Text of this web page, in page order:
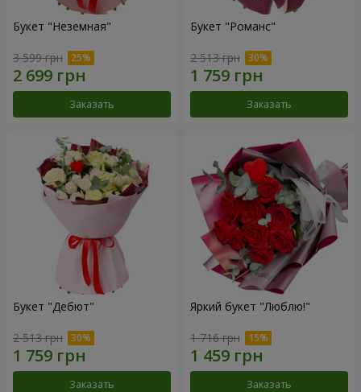
Букет "Неземная"
3 599 грн
Заказать
Букет "Романс"
2 513 грн
Заказать
Букет "Дебют"
2 513 грн
Заказать
Яркий букет "Люблю!"
1 716 грн
Заказать